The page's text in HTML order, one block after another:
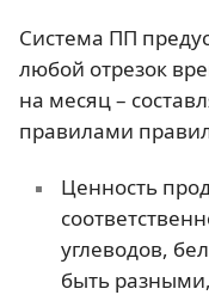
Система ПП
любой отрезок
на месяц –
правилами
Ценность
углеводов,
быть